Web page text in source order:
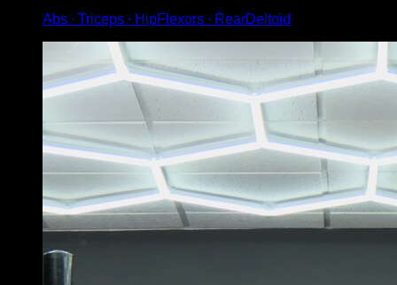
Abs ∙ Triceps ∙ HipFlexors ∙ RearDeltoid